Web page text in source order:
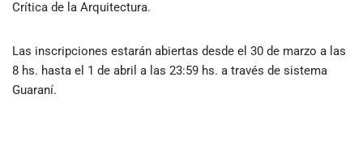
Crítica de la Arquitectura.
Las inscripciones estarán abiertas desde el 30 de marzo a las
8 hs. hasta el 1 de abril a las 23:59 hs. a través de sistema
Guaraní.